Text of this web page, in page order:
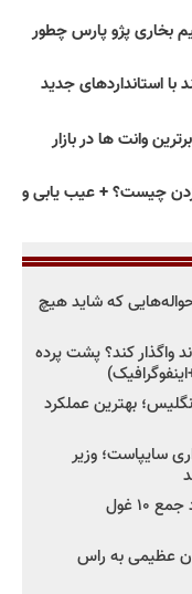
بخاری پژو پارس چطور
با استانداردهای جدید
ها در ایران: معرفی 25 تا از برترین وانت ها در بازار
چیست؟ + عیب یابی و
حواله‌هایی که شاید هیچ
واگذار کند؟ پشت پرده
بهترین عملکرد
سایپاست؛ وزیر
۳ خودروساز چینی برای نخستین بار وارد جمع ۱۰ غول
عظیمی به راس